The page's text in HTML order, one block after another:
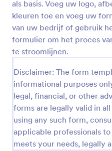
als basis. Voeg uw logo,
kleuren toe en voeg uw
van uw bedrijf of gebruik
formulier om het proces
te stroomlijnen.
Disclaimer: The form
informational purposes
legal, financial, or other
forms are legally valid in
using any such form,
applicable professionals
meets your needs, legally